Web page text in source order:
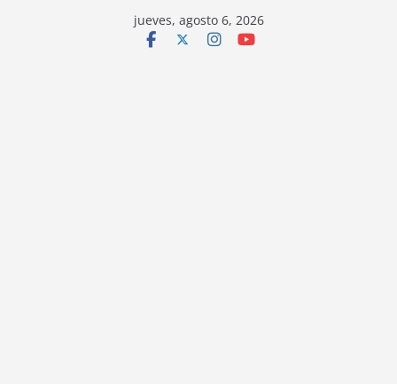
jueves, agosto 6, 2026